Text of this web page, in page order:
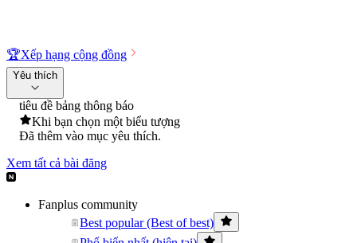
🏆Xếp hạng cộng đồng
Yêu thích
tiêu đề bảng thông báo
Khi bạn chọn một biểu tượng
Đã thêm vào mục yêu thích.
Xem tất cả bài đăng
Fanplus community
Best popular (Best of best)